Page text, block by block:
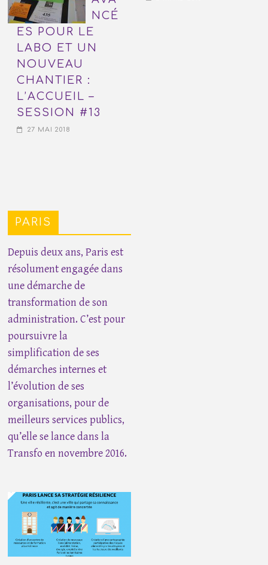
NCÉ
ES POUR LE
LABO ET UN
NOUVEAU
CHANTIER :
L’ACCUEIL –
SESSION #13
27 MAI 2018
PARIS
Depuis deux ans, Paris est
résolument engagée dans
une démarche de
transformation de son
administration. C’est pour
poursuivre la
simplification de ses
démarches internes et
l’évolution de ses
organisations, pour de
meilleurs services publics,
qu’elle se lance dans la
Transfo en novembre 2016.